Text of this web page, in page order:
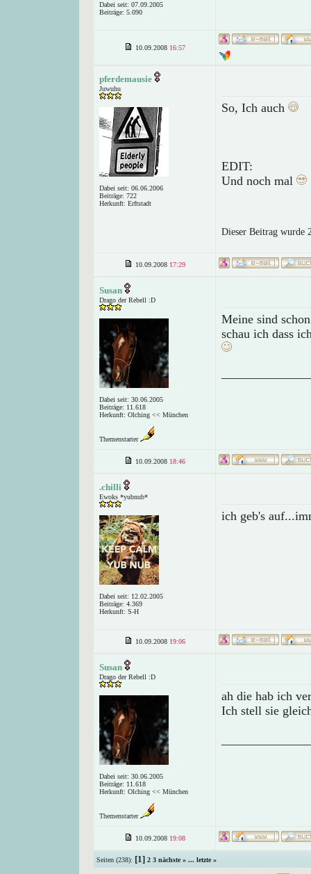
Dabei seit: 07.09.2005
Beiträge: 5.090
10.09.2008 16:57
pferdemausie
Juwuhu
Dabei seit: 06.06.2006
Beiträge: 722
Herkunft: Erftstadt
So, Ich auch
EDIT:
Und noch mal
Dieser Beitrag wurde
10.09.2008 17:29
Susan
Drago der Rebell :D
Dabei seit: 30.06.2005
Beiträge: 11.618
Herkunft: Olching << München
Themenstarter
Meine sind
schau ich dass
10.09.2008 18:46
.chilli
Ewoks *yubnub*
Dabei seit: 12.02.2005
Beiträge: 4.369
Herkunft: S-H
ich geb's
10.09.2008 19:06
Susan
Drago der Rebell :D
Dabei seit: 30.06.2005
Beiträge: 11.618
Herkunft: Olching << München
Themenstarter
ah die hab ich
Ich stell sie
10.09.2008 19:08
Seiten (238): [1] 2 3 nächste » ... letzte »